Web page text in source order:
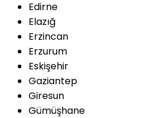
Edirne
Elazığ
Erzincan
Erzurum
Eskişehir
Gaziantep
Giresun
Gümüşhane